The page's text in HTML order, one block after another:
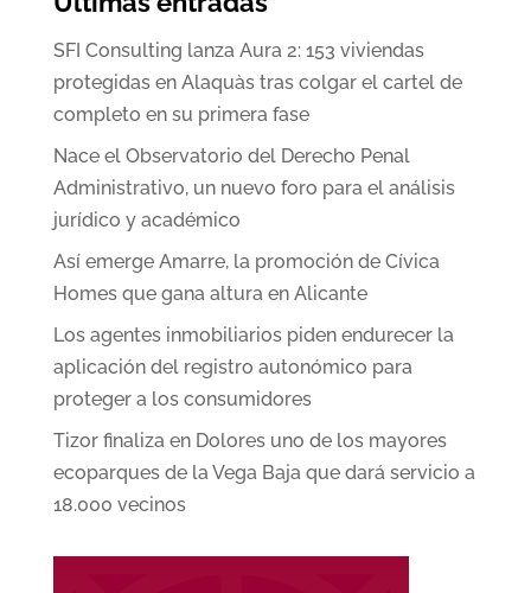
SFI Consulting lanza Aura 2: 153 viviendas
protegidas en Alaquàs tras colgar el cartel de
completo en su primera fase
Nace el Observatorio del Derecho Penal
Administrativo, un nuevo foro para el análisis
jurídico y académico
Así emerge Amarre, la promoción de Cívica
Homes que gana altura en Alicante
Los agentes inmobiliarios piden endurecer la
aplicación del registro autonómico para
proteger a los consumidores
Tizor finaliza en Dolores uno de los mayores
ecoparques de la Vega Baja que dará servicio a
18.000 vecinos